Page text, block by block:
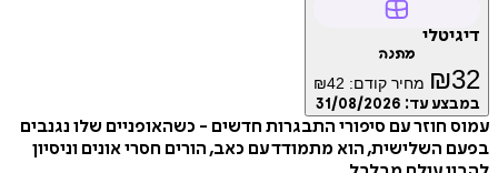
דיגיטלי
מתנה
₪32 מחיר קודם: ₪42
במבצע עד: 31/08/2026
עמוס חוזר עם סיפורי התבגרות חדשים - כשהאופניים שלו נגנבים
בפעם השלישית, הוא מתמודד עם כאב, הורים חסרי אונים וניסיון